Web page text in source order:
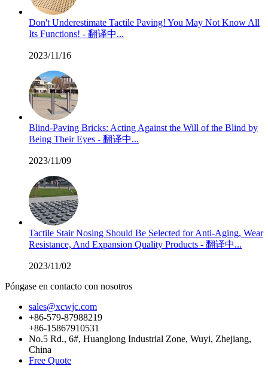
Don't Underestimate Tactile Paving! You May Not Know All
Its Functions! - 翻译中...
2023/11/16
Blind-Paving Bricks: Acting Against the Will of the Blind by
Being Their Eyes - 翻译中...
2023/11/09
Tactile Stair Nosing Should Be Selected for Anti-Aging, Wear
Resistance, And Expansion Quality Products - 翻译中...
2023/11/02
Póngase en contacto con nosotros
sales@xcwjc.com
+86-579-87988219
+86-15867910531
No.5 Rd., 6#, Huanglong Industrial Zone, Wuyi, Zhejiang,
China
Free Quote